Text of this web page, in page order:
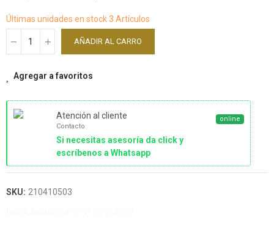
Últimas unidades en stock3 Artículos
AÑADIR AL CARRO
Agregar a favoritos
Atención al cliente
Contacto
Si necesitas asesoría da click y
escríbenos a Whatsapp
online
SKU: 210410503